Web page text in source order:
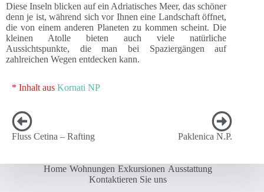
Diese Inseln blicken auf ein Adriatisches Meer, das schöner
denn je ist, während sich vor Ihnen eine Landschaft öffnet,
die von einem anderen Planeten zu kommen scheint. Die
kleinen Atolle bieten auch viele natürliche
Aussichtspunkte, die man bei Spaziergängen auf
zahlreichen Wegen entdecken kann.
* Inhalt aus Kornati NP
Fluss Cetina – Rafting Paklenica N.P.
Home Wohnungen Exkursionen Ausstattung
Kontaktieren Sie uns